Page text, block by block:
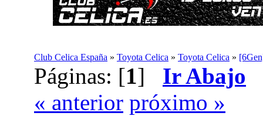
Club Celica España » Toyota Celica » Toyota Celica »
Páginas: [1] Ir Abajo
« anterior próximo »